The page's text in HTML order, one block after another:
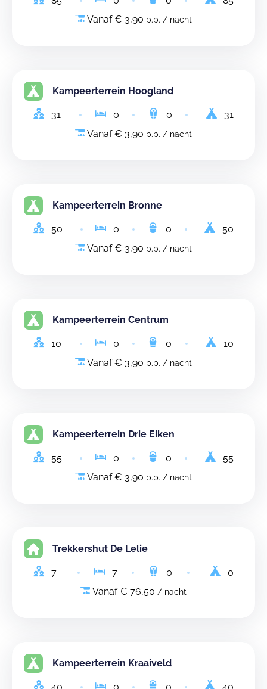
Vanaf € 3,90 p.p. / nacht
Kampeerterrein Hoogland
31 0 0
31
Vanaf € 3,90 p.p. / nacht
Kampeerterrein Bronne
50 0 0
50
Vanaf € 3,90 p.p. / nacht
Kampeerterrein Centrum
10 0 0
10
Vanaf € 3,90 p.p. / nacht
Kampeerterrein Drie Eiken
55 0 0
55
Vanaf € 3,90 p.p. / nacht
Trekkershut De Lelie
7 7 0
0
Vanaf € 76,50 / nacht
Kampeerterrein Kraaiveld